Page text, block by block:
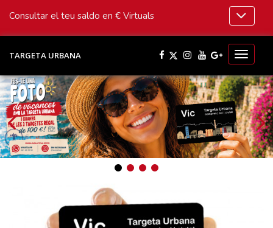
Consultar el teu saldo en € Virtuals
TARGETA URBANA
Toggle